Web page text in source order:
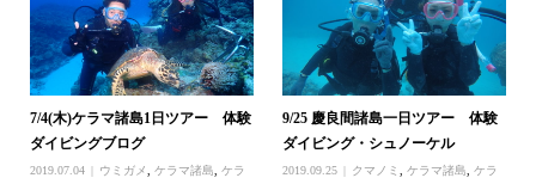
7/4(木)ケラマ諸島1日ツアー 体験
ダイビングブログ
2019.07.04 ウミガメ ケラマ諸島
ケラ
9/25 慶良間諸島一日ツアー 体験
ダイビング・シュノーケル
2019.09.25 クマノミ ,ケラマ諸島 ,ケラ